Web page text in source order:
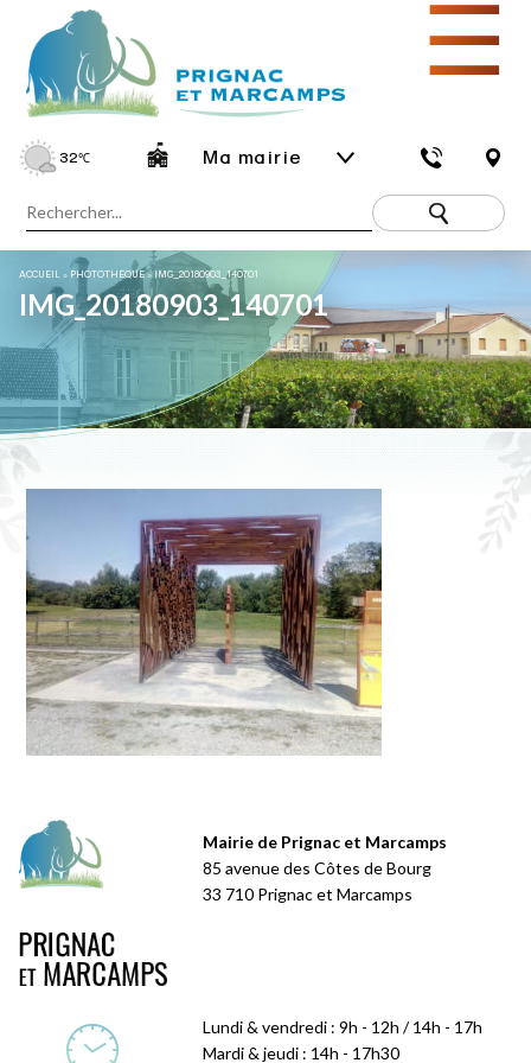
32℃ Ma mairie
☰
ACCUEIL » PHOTOTHÈQUE»IMG_20180903_140701
IMG_20180903_140701
Mairie de Prignac et Marcamps
85 avenue des Côtes de Bourg
33 710 Prignac et Marcamps
Lundi & vendredi : 9h - 12h / 14h - 17h
Mardi & jeudi : 14h - 17h30